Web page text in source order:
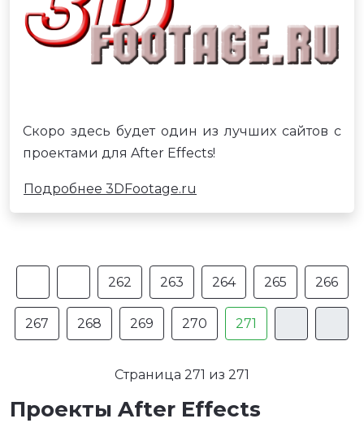
Скоро здесь будет один из лучших сайтов с
проектами для After Effects!
Подробнее 3DFootage.ru
262 263 264 265 266
267 268 269 270 271
Страница 271 из 271
Проекты After Effects